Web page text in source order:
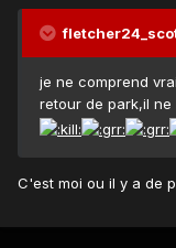
je ne comprend
retour de park,il ne
C'est moi ou il y a de